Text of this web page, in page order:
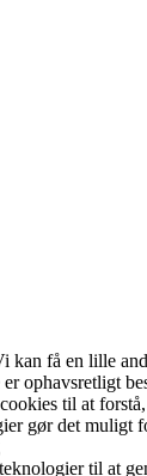
kan få en lille
ophavsretligt
til at
gør det muligt
til at